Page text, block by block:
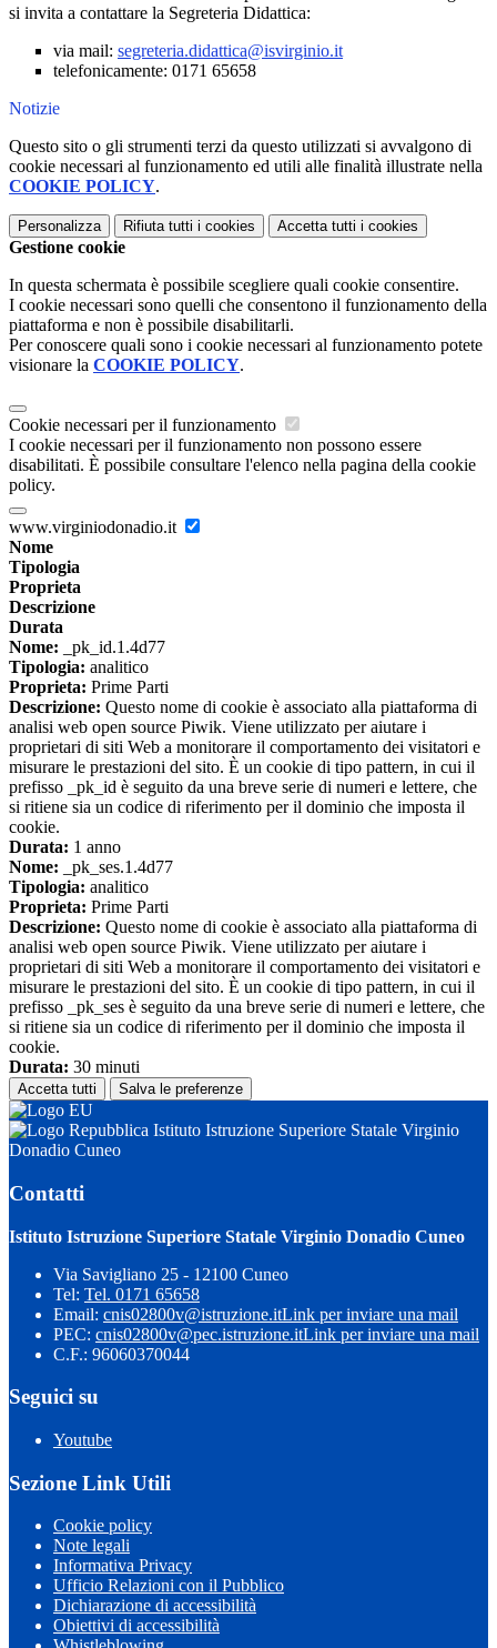
si invita a contattare la Segreteria Didattica:
via mail: segreteria.didattica@isvirginio.it
telefonicamente: 0171 65658
Notizie
Questo sito o gli strumenti terzi da questo utilizzati si avvalgono di
cookie necessari al funzionamento ed utili alle finalità illustrate nella
COOKIE POLICY.
Personalizza Rifiuta tutti i cookies Accetta tutti i cookies
Gestione cookie
In questa schermata è possibile scegliere quali cookie consentire.
I cookie necessari sono quelli che consentono il funzionamento della
piattaforma e non è possibile disabilitarli.
Per conoscere quali sono i cookie necessari al funzionamento potete
visionare la COOKIE POLICY.
Cookie necessari per il funzionamento
I cookie necessari per il funzionamento non possono essere
disabilitati. È possibile consultare l'elenco nella pagina della cookie
policy.
www.virginiodonadio.it
Nome
Tipologia
Proprieta
Descrizione
Durata
Nome: _pk_id.1.4d77
Tipologia: analitico
Proprieta: Prime Parti
Descrizione: Questo nome di cookie è associato alla piattaforma di
analisi web open source Piwik. Viene utilizzato per aiutare i
proprietari di siti Web a monitorare il comportamento dei visitatori e
misurare le prestazioni del sito. È un cookie di tipo pattern, in cui il
prefisso _pk_id è seguito da una breve serie di numeri e lettere, che
si ritiene sia un codice di riferimento per il dominio che imposta il
cookie.
Durata: 1 anno
Nome: _pk_ses.1.4d77
Tipologia: analitico
Proprieta: Prime Parti
Descrizione: Questo nome di cookie è associato alla piattaforma di
analisi web open source Piwik. Viene utilizzato per aiutare i
proprietari di siti Web a monitorare il comportamento dei visitatori e
misurare le prestazioni del sito. È un cookie di tipo pattern, in cui il
prefisso _pk_ses è seguito da una breve serie di numeri e lettere, che
si ritiene sia un codice di riferimento per il dominio che imposta il
cookie.
Durata: 30 minuti
Accetta tutti Salva le preferenze
Istituto Istruzione Superiore Statale Virginio
Donadio Cuneo
Contatti
Istituto Istruzione Superiore Statale Virginio Donadio Cuneo
Via Savigliano 25 - 12100 Cuneo
Tel: Tel. 0171 65658
Email: cnis02800v@istruzione.itLink per inviare una mail
PEC: cnis02800v@pec.istruzione.itLink per inviare una mail
C.F.: 96060370044
Seguici su
Youtube
Sezione Link Utili
Cookie policy
Note legali
Informativa Privacy
Ufficio Relazioni con il Pubblico
Dichiarazione di accessibilità
Obiettivi di accessibilità